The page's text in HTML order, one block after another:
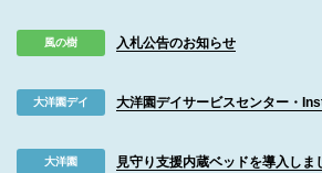
風の樹 入札公告のお知らせ
大洋園デイ 大洋園デイサービスセンター・
大洋園 見守り支援内蔵ベッドを導入しま